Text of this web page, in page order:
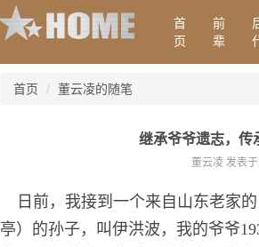
首
页
前
辈
首页 董云凌的随笔
继承爷爷遗志，传
董云凌 发表
日前，我接到一个来自山东老家
亭）的孙子，叫伊洪波，我的爷爷